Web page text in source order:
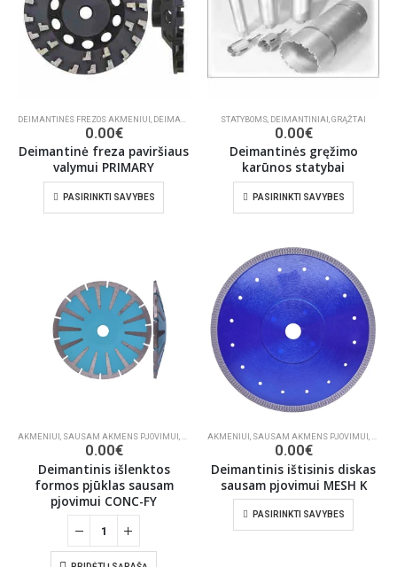
DEIMANTINĖS FREZOS AKMENIUI DEIMANTINĖS FREZOS STATYBAI ,DEIMANTINĖS FREZOS
0.00€
Deimantinė freza paviršiaus
valymui PRIMARY
PASIRINKTI SAVYBES
STATYBOMS DEIMANTINIAI GRĄŽTAI
0.00€
Deimantinės gręžimo
karūnos statybai
PASIRINKTI SAVYBES
AKMENIUI SAUSAM AKMENS PJOVIMUI DEIMANTINIAI PJŪKLAI
0.00€
Deimantinis išlenktos
formos pjūklas sausam
pjovimui CONC-FY
AKMENIUI SAUSAM AKMENS PJOVIMUI
0.00€
Deimantinis ištisinis diskas
sausam pjovimui MESH K
PASIRINKTI SAVYBES